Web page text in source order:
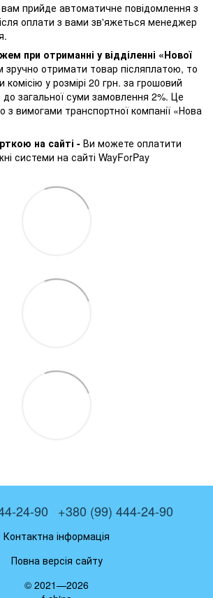
вам прийде автоматичне повідомлення з
оплати з вами зв'яжеться менеджер
при отриманні у відділенні «Нової
отримати товар післяплатою, то
комісію у розмірі 20 грн. за грошовий
загальної суми замовлення 2%. Це
з вимогами транспортної компанії «Нова
на сайті - Ви можете оплатити
системи на сайті WayForPay
24-90 +380 (99) 444-24-90
Контактна інформація
Повна версія сайту
© 2021—2026